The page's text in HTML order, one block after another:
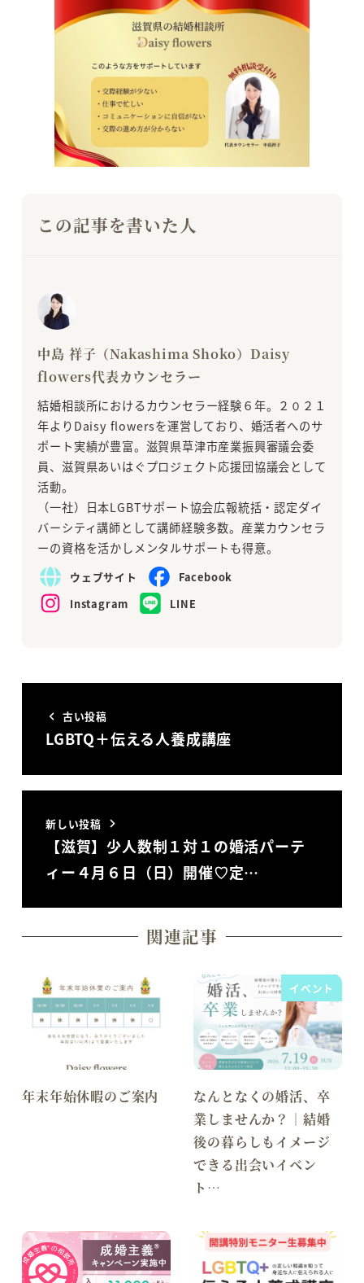
この記事を書いた人
中島 祥子（Nakashima Shoko）Daisy
flowers代表カウンセラー
結婚相談所におけるカウンセラー経験６年。２０２１
年よりDaisy flowersを運営しており、婚活者へのサ
ポート実績が豊富。滋賀県草津市産業振興審議会委
員、滋賀県あいはぐプロジェクト応援団協議会として
活動。
（一社）日本LGBTサポート協会広報統括・認定ダイ
バーシティ講師として講師経験多数。産業カウンセラ
ーの資格を活かしメンタルサポートも得意。
ウェブサイト
Facebook
Instagram
LINE
古い投稿
LGBTQ＋伝える人養成講座
新しい投稿
【滋賀】少人数制１対１の婚活パーテ
ィー４月６日（日）開催♡定…
関連記事
年末年始休暇のご案内
イベント
なんとなくの婚活、卒
業しませんか？｜結婚
後の暮らしもイメージ
できる出会いイベン
ト…